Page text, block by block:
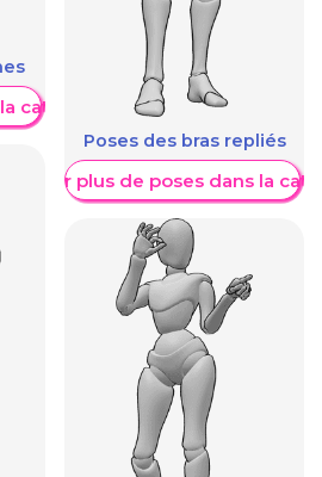
catégorie
Poses des bras repliés
Afficher plus de poses dans la